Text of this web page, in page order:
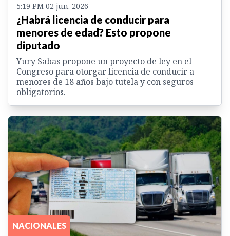
5:19 PM 02 jun. 2026
¿Habrá licencia de conducir para
menores de edad? Esto propone
diputado
Yury Sabas propone un proyecto de ley en el
Congreso para otorgar licencia de conducir a
menores de 18 años bajo tutela y con seguros
obligatorios.
NACIONALES